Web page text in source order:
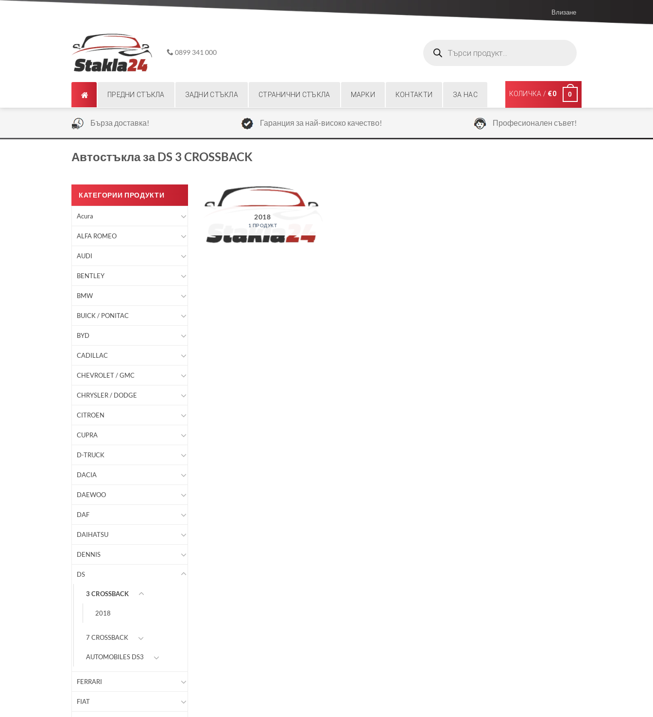
Влизане
0899 341 000
search
ПРЕДНИ СТЪКЛА ЗАДНИ СТЪКЛА СТРАНИЧНИ СТЪКЛА МАРКИ КОНТАКТИ ЗА НАС КОЛИЧКА / €0 0
Бърза доставка! Гаранция за най-високо качество! Професионален съвет!
Автостъкла за DS 3 CROSSBACK
КАТЕГОРИИ ПРОДУКТИ
Acura
ALFA ROMEO
AUDI
BENTLEY
BMW
BUICK / PONITAC
BYD
CADILLAC
CHEVROLET / GMC
CHRYSLER / DODGE
CITROEN
CUPRA
D-TRUCK
DACIA
DAEWOO
DAF
DAIHATSU
DENNIS
DS
3 CROSSBACK
2018
7 CROSSBACK
AUTOMOBILES DS3
FERRARI
FIAT
2018
1 ПРОДУКТ